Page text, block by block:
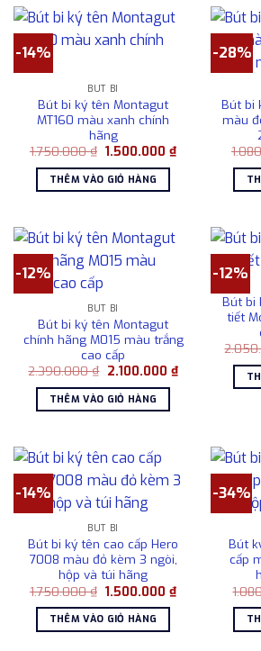
-14%
BÚT BI
Bút bi ký tên Montagut
MT160 màu xanh chính
hãng
1.750.000₫ Giá
là:
1.750.000 ₫.
1.500.000₫Giá
hiện
1.500.000 ₫.
THÊM VÀO GIỎ HÀNG
-28%
Bút bi
màu
-12%
BÚT BI
Bút bi ký tên Montagut
chính hãng M015 màu trắng
cao cấp
2.390.000₫ Giá
là:
2.390.000 ₫.
2.100.000 ₫Giá
hiện
THÊM VÀO GIỎ HÀNG
-12%
Bút bi
tiết
-14%
BÚT BI
Bút bi ký tên cao cấp Hero
7008 màu đỏ kèm 3 ngòi,
hộp và túi hãng
1.750.000₫ Giá
là:
1.750.000 ₫.
1.500.000₫Giá
hiện
1.500.000 ₫.
THÊM VÀO GIỎ HÀNG
-34%
Bút
cấp